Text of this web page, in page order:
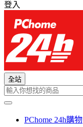
登入
全站
PChome 24h購物